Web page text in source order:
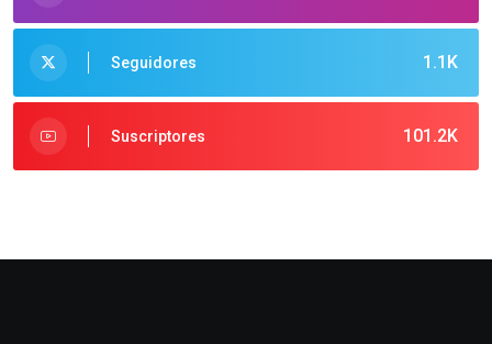
1.1K
Seguidores
101.2K
Suscriptores